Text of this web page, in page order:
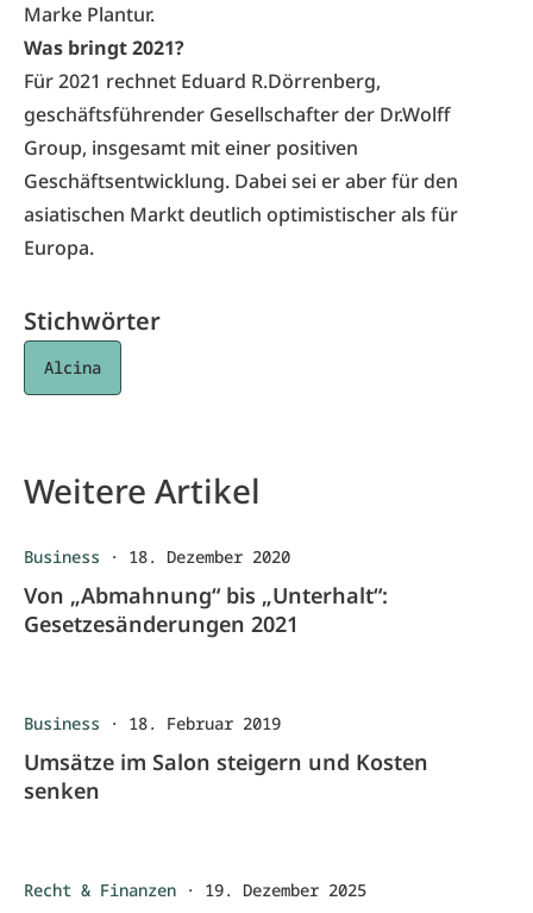
Marke Plantur.
Was bringt 2021?
Für 2021 rechnet Eduard R.Dörrenberg,
geschäftsführender Gesellschafter der Dr.Wolff
Group, insgesamt mit einer positiven
Geschäftsentwicklung. Dabei sei er aber für den
asiatischen Markt deutlich optimistischer als für
Europa.
Stichwörter
Alcina
Weitere Artikel
Business · 18. Dezember 2020
Von „Abmahnung“ bis „Unterhalt“:
Gesetzesänderungen 2021
Business · 18. Februar 2019
Umsätze im Salon steigern und Kosten
senken
Recht & Finanzen · 19. Dezember 2025